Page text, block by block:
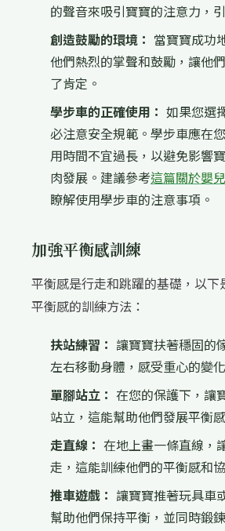
的聲音來吸引寶寶的注意力，
創造鼓勵的環境： 當寶寶成功
他們熱烈的掌聲和鼓勵，讓他
了肯定。
學步車的正確使用： 如果您選
必注意安全規範。學步車應在
用時間不宜過長，以避免影響
肉發展。建議參考這篇關於嬰
瞭解使用學步車的注意事項。
加強平衡感訓練
平衡感是行走和跳躍的基礎，以
平衡感的訓練方法：
扶站練習： 讓寶寶扶著穩固的
左右移動身體，感受重心的變
單腳站立： 在您的保護下，讓
站立，這能幫助他們發展平衡
走直線： 在地上畫一條直線，
走，這能訓練他們的平衡感和
推車遊戲： 讓寶寶推著玩具車
幫助他們保持平衡，並同時鍛